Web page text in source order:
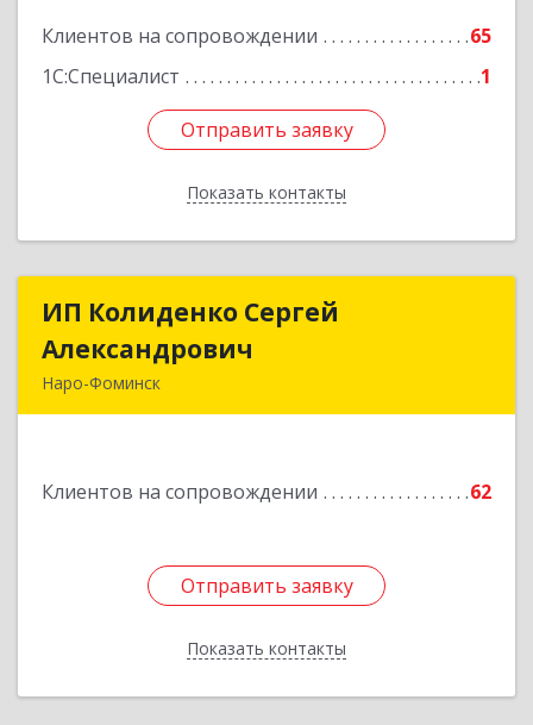
Клиентов на сопровождении
65
1С:Специалист
1
Отправить заявку
Показать контакты
Подробнее
Отправить заявку
Назад
ИП Колиденко Сергей
Александрович
Наро-Фоминск
Клиентов на сопровождении 62
Отправить заявку
Показать контакты
ИП Колиденко Сергей
Отправить заявку
Назад